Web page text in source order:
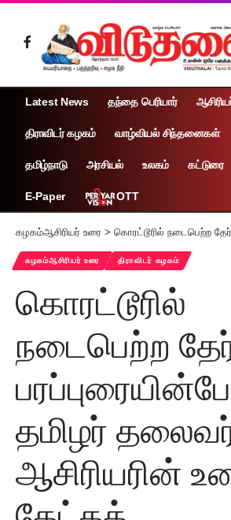
Latest News தந்தை பெரியார்
திராவிடர் கழகம் வாழ்வியல் சிந்தனைகள்
தமிழ்நாடு அரசியல் உலகம் கட்டுரை
E-Paper OTT
கழகம்ஆசிரியர் உரை > கொரட்டூரில் நடைபெற்ற தேர்தல் பரப்புரையின்போது தமிழர்
கழகம்ஆசிரியர் உரை திராவிடர் கழகம்
கொரட்டூரில்
நடைபெற்ற
தமிழர்
ஆசிரியரின்